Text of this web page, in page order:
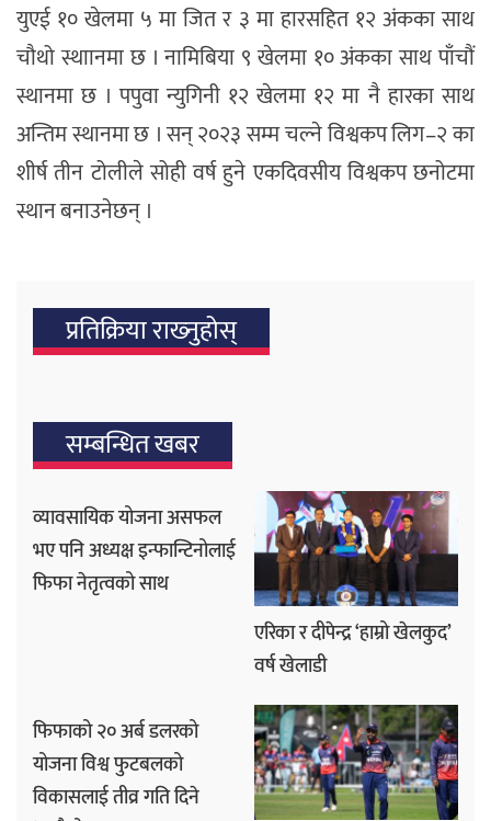
युएई १० खेलमा ५ मा जित र ३ मा हारसहित १२ अंकका साथ
चौथो स्थाानमा छ । नामिबिया ९ खेलमा १० अंकका साथ पाँचौं
स्थानमा छ । पपुवा न्युगिनी १२ खेलमा १२ मा नै हारका साथ
अन्तिम स्थानमा छ । सन् २०२३ सम्म चल्ने विश्वकप लिग–२ का
शीर्ष तीन टोलीले सोही वर्ष हुने एकदिवसीय विश्वकप छनोटमा
स्थान बनाउनेछन् ।
प्रतिक्रिया राख्‍नुहोस्
सम्बन्धित खबर
व्यावसायिक योजना असफल
भए पनि अध्यक्ष इन्फान्टिनोलाई
फिफा नेतृत्वको साथ
एरिका र दीपेन्द्र ‘हाम्रो खेलकुद’
वर्ष खेलाडी
फिफाको २० अर्ब डलरको
योजना विश्व फुटबलको
विकासलाई तीव्र गति दिने